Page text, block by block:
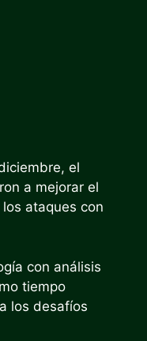
el
a mejorar el
ataques con
con análisis
tiempo
los desafíos